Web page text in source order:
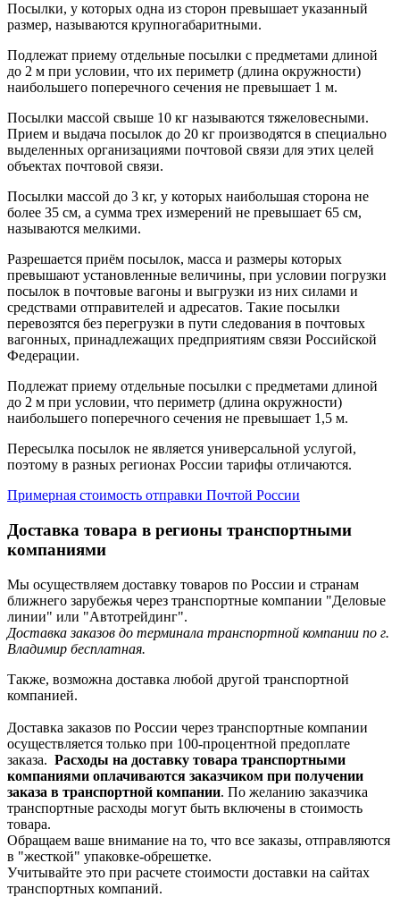
Посылки, у которых одна из сторон превышает указанный
размер, называются крупногабаритными.
Подлежат приему отдельные посылки с предметами длиной
до 2 м при условии, что их периметр (длина окружности)
наибольшего поперечного сечения не превышает 1 м.
Посылки массой свыше 10 кг называются тяжеловесными.
Прием и выдача посылок до 20 кг производятся в специально
выделенных организациями почтовой связи для этих целей
объектах почтовой связи.
Посылки массой до 3 кг, у которых наибольшая сторона не
более 35 см, а сумма трех измерений не превышает 65 см,
называются мелкими.
Разрешается приём посылок, масса и размеры которых
превышают установленные величины, при условии погрузки
посылок в почтовые вагоны и выгрузки из них силами и
средствами отправителей и адресатов. Такие посылки
перевозятся без перегрузки в пути следования в почтовых
вагонных, принадлежащих предприятиям связи Российской
Федерации.
Подлежат приему отдельные посылки с предметами длиной
до 2 м при условии, что периметр (длина окружности)
наибольшего поперечного сечения не превышает 1,5 м.
Пересылка посылок не является универсальной услугой,
поэтому в разных регионах России тарифы отличаются.
Примерная стоимость отправки Почтой России
Доставка товара в регионы транспортными
компаниями
Мы осуществляем доставку товаров по России и странам
ближнего зарубежья через транспортные компании "Деловые
линии" или "Автотрейдинг".
Доставка заказов до терминала транспортной компании по г.
Владимир бесплатная.
Также, возможна доставка любой другой транспортной
компанией.
Доставка заказов по России через транспортные компании
осуществляется только при 100-процентной предоплате
заказа. Расходы на доставку товара транспортными
компаниями оплачиваются заказчиком при получении
заказа в транспортной компании. По желанию заказчика
транспортные расходы могут быть включены в стоимость
товара.
Обращаем ваше внимание на то, что все заказы, отправляются
в "жесткой" упаковке-обрешетке.
Учитывайте это при расчете стоимости доставки на сайтах
транспортных компаний.